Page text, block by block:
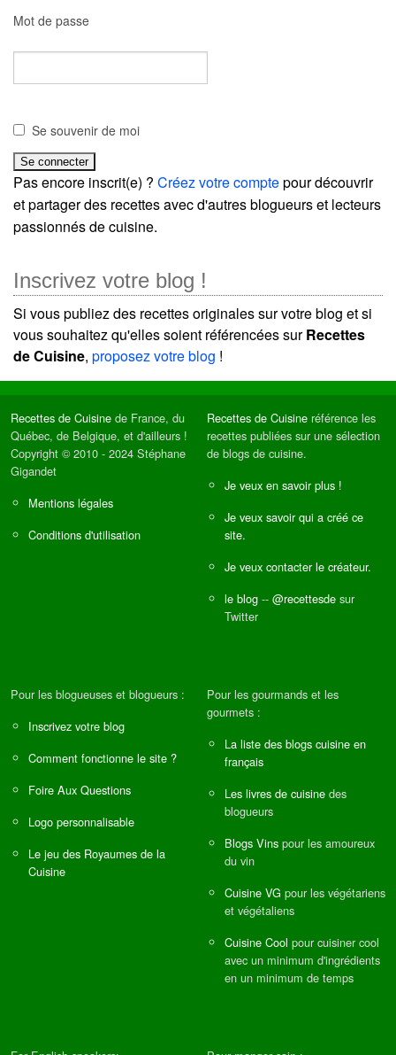
Mot de passe
Se souvenir de moi
Pas encore inscrit(e) ? Créez votre comptepour découvrir
et partager des recettes avec d'autres blogueurs et lecteurs
passionnés de cuisine.
Inscrivez votre blog !
Si vous publiez des recettes originales sur votre blog et si
vous souhaitez qu'elles soient référencées surRecettes
de Cuisine, proposez votre blog !
Recettes de Cuisine de France, du
Québec, de Belgique, et d'ailleurs !
Copyright © 2010 - 2024 Stéphane
Gigandet
Mentions légales
Conditions d'utilisation
Recettes de Cuisine référence les
recettes publiées sur une sélection
de blogs de cuisine.
Je veux en savoir plus !
Je veux savoir qui a créé ce
site.
Je veux contacter le créateur.
le blog -- @recettesde sur
Twitter
Pour les blogueuses et blogueurs :
Inscrivez votre blog
Comment fonctionne le site ?
Foire Aux Questions
Logo personnalisable
Le jeu des Royaumes de la
Cuisine
Pour les gourmands et les
gourmets :
La liste des blogs cuisine en
français
Les livres de cuisine des
blogueurs
Blogs Vins pour les amoureux
du vin
Cuisine VG pour les végétariens
et végétaliens
Cuisine Cool pour cuisiner cool
avec un minimum d'ingrédients
en un minimum de temps